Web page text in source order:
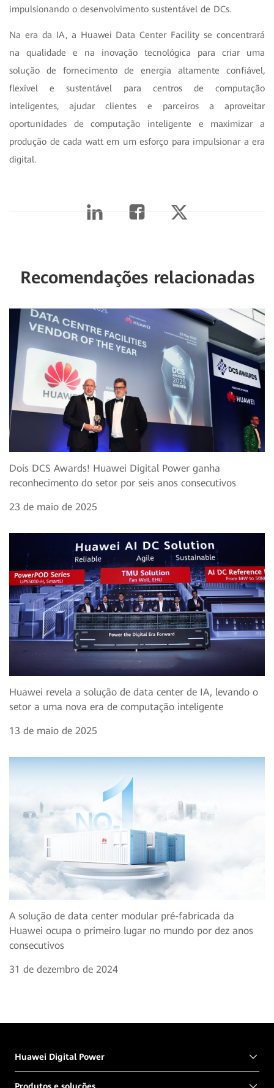
impulsionando o desenvolvimento sustentável de DCs.
Na era da IA, a Huawei Data Center Facility se concentrará
na qualidade e na inovação tecnológica para criar uma
solução de fornecimento de energia altamente confiável,
flexível e sustentável para centros de computação
inteligentes, ajudar clientes e parceiros a aproveitar
oportunidades de computação inteligente e maximizar a
produção de cada watt em um esforço para impulsionar a era
digital.
Recomendações relacionadas
Dois DCS Awards! Huawei Digital Power ganha
reconhecimento do setor por seis anos consecutivos
23 de maio de 2025
Huawei revela a solução de data center de IA, levando o
setor a uma nova era de computação inteligente
13 de maio de 2025
A solução de data center modular pré-fabricada da
Huawei ocupa o primeiro lugar no mundo por dez anos
consecutivos
31 de dezembro de 2024
Huawei Digital Power